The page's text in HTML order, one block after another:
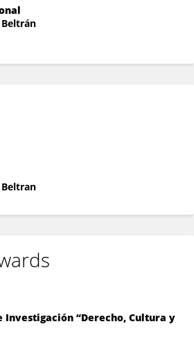
Investigación “Derecho, Cultura y